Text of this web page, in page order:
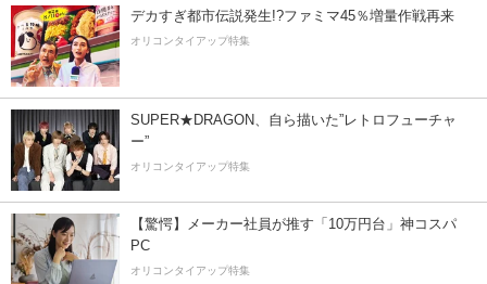
デカすぎ都市伝説発生!?ファミマ45％増量作戦再来
オリコンタイアップ特集
SUPER★DRAGON、自ら描いた”レトロフューチャ
ー”
オリコンタイアップ特集
【驚愕】メーカー社員が推す「10万円台」神コスパ
PC
オリコンタイアップ特集